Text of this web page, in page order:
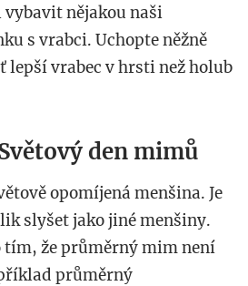
vybavit nějakou naši
s vrabci. Uchopte něžně
lepší vrabec v hrsti než holub
den mimů
opomíjená menšina. Je
slyšet jako jiné menšiny.
tím, že průměrný mim není
průměrný